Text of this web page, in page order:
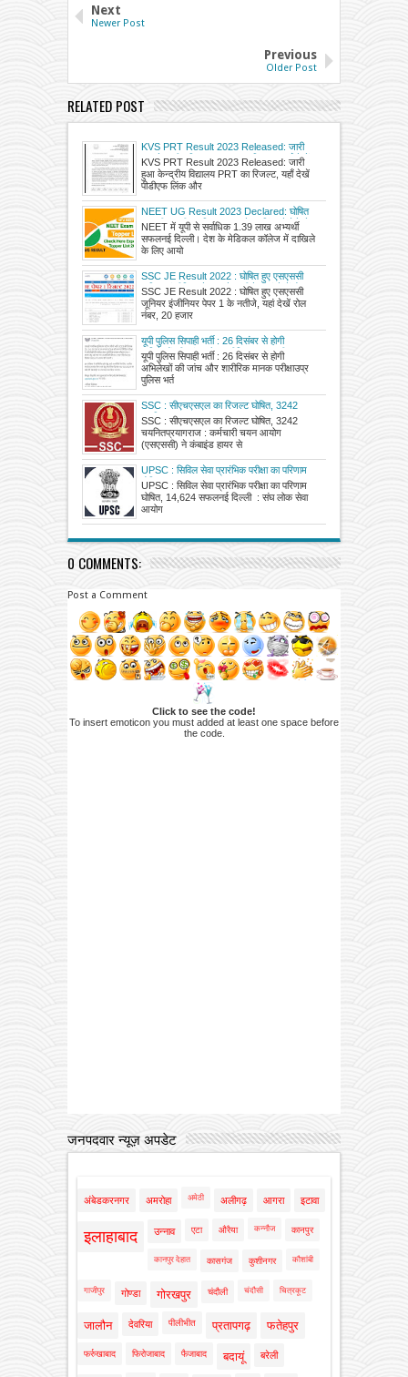
Next
Newer Post
Previous
Older Post
RELATED POST
KVS PRT Result 2023 Released: जारी
हुआ केन्द्रीय विद्यालय PRT का रिजल्ट, यहाँ देखें
पीडीएफ लिंक और मेरिट लिस्ट
KVS PRT Result 2023 Released: जारी
हुआ केन्द्रीय विद्यालय PRT का रिजल्ट, यहाँ देखें
पीडीएफ लिंक और
NEET UG Result 2023 Declared: घोषित
हुआ नीट यूजी का रिजल्ट, डायरेक्ट लिंक से ऐसे चेक
करें रिजल्ट
NEET में यूपी से सर्वाधिक 1.39 लाख अभ्यर्थी
सफलनई दिल्ली। देश के मेडिकल कॉलेज में दाखिले
के लिए आयो
SSC JE Result 2022 : घोषित हुए एसएससी
जूनियर इंजीनियर पेपर 1 के नतीजे, यहां देखें रोल
नंबर, 20 हजार अभ्यर्थी सफल
SSC JE Result 2022 : घोषित हुए एसएससी
जूनियर इंजीनियर पेपर 1 के नतीजे, यहां देखें रोल
नंबर, 20 हजार
यूपी पुलिस सिपाही भर्ती : 26 दिसंबर से होगी
अभिलेखों की जांच और शारीरिक मानक परीक्षा,
प्रवेश पत्र डाउनलोड करने के लिए 16 दिसंबर को
जारी होगा वेबलिंक
यूपी पुलिस सिपाही भर्ती : 26 दिसंबर से होगी
अभिलेखों की जांच और शारीरिक मानक परीक्षाउप्र
पुलिस भर्त
SSC : सीएचएसएल का रिजल्ट घोषित, 3242
चयनित
SSC : सीएचएसएल का रिजल्ट घोषित, 3242
चयनितप्रयागराज : कर्मचारी चयन आयोग
(एसएससी) ने कंबाइंड हायर से
UPSC : सिविल सेवा प्रारंभिक परीक्षा का परिणाम
घोषित, 14,624 सफल
UPSC : सिविल सेवा प्रारंभिक परीक्षा का परिणाम
घोषित, 14,624 सफलनई दिल्ली : संघ लोक सेवा
आयोग
0 COMMENTS:
Post a Comment
Click to see the code!
To insert emoticon you must added at least one space before
the code.
जनपदवार न्यूज़ अपडेट
अंबेडकरनगर अमरोहा अमेठी अलीगढ़ आगरा इटावा
इलाहाबाद उन्नाव एटा औरैया कन्नौज कानपुर
कानपुर देहात कासगंज कुशीनगर कौशांबी
गाजीपुर गोण्डा गोरखपुर चंदौली चंदौसी चित्रकूट
जालौन देवरिया पीलीभीत प्रतापगढ़ फतेहपुर
फर्रुखाबाद फिरोजाबाद फैजाबाद बदायूं बरेली